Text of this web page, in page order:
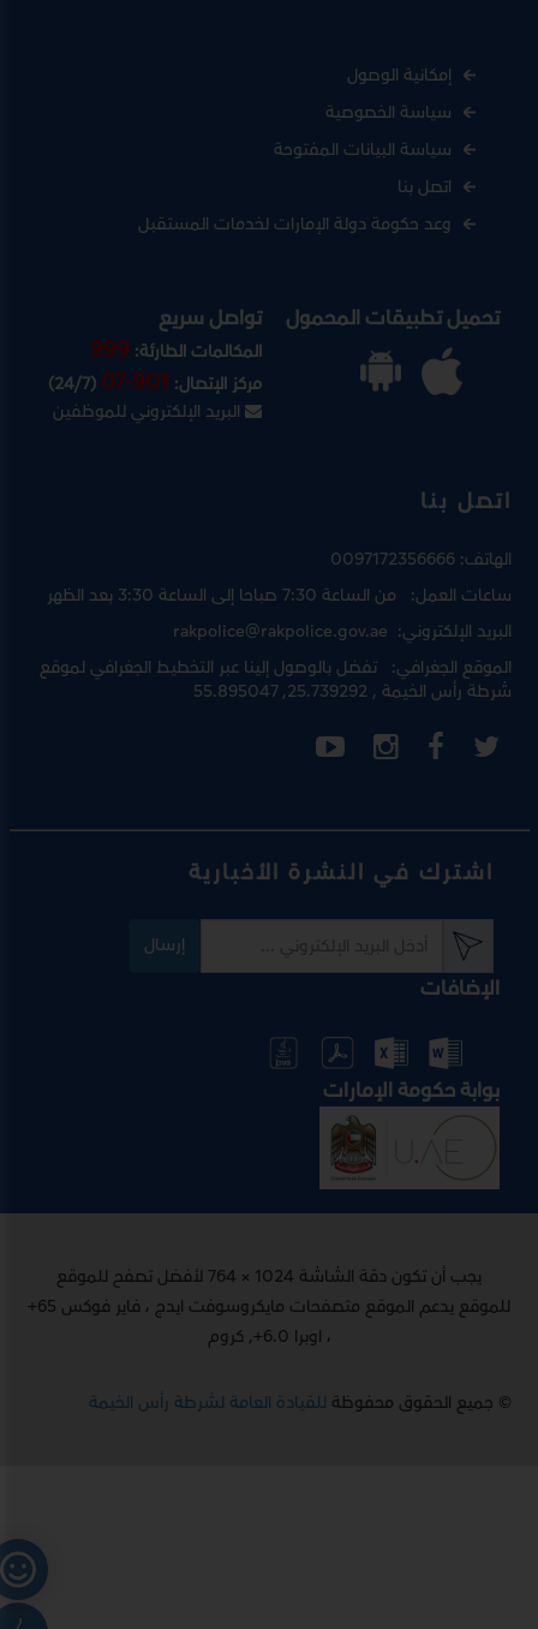
إمكانية الوصول
سياسة الخصوصية
سياسة البيانات المفتوحة
اتصل بنا
وعد حكومة دولة الإمارات لخدمات المستقبل
تحميل تطبيقات المحمول تواصل سريع
المكالمات الطارئة:999
مركز الإتصال:07-901
(24/7)
البريد الإلكتروني للموظفين
اتصل بنا
الهاتف:0097172356666
ساعات العمل: من الساعة 7:30 صباحا إلى الساعة 3:30 بعد الظهر
البريد الإلكتروني:rakpolice@rakpolice.gov.ae
الموقع الجغرافي: تفضل بالوصول إلينا عبرالتخطيط الجغرافي لموقع
شرطة رأس الخيمة, 25.739292, 55.895047
اشترك في النشرة الأخبارية
إرسال
الإضافات
بوابة حكومة الإمارات
يجب أن تكون دقة الشاشة 1024 × 764 لأفضل تصفح للموقع
للموقع يدعم الموقع متصفحات مايكروسوفت ايدج ، فاير فوكس 65+
، اوبرا 6.0+, كروم
© جميع الحقوق محفوظةللقيادة العامة لشرطة رأس الخيمة